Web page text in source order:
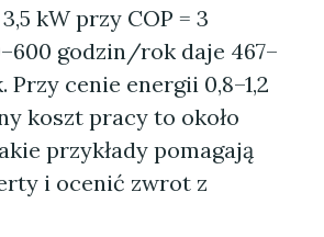
kW przy COP = 3
godzin/rok daje 467–
cenie energii 0,8–1,2
koszt pracy to około
przykłady pomagają
i ocenić zwrot z